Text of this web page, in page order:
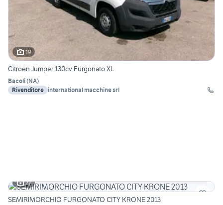
19
Citroen Jumper 130cv Furgonato XL
Bacoli(NA)
Rivenditore international macchine srl
27
SEMIRIMORCHIO FURGONATO CITY KRONE 2013